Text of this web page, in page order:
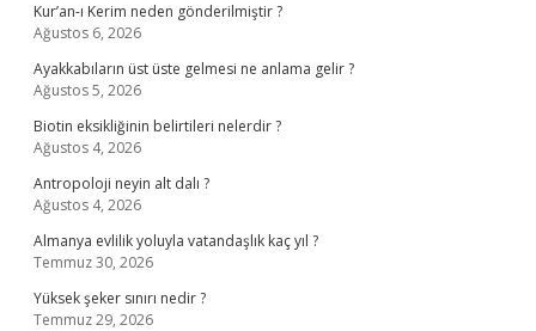
Kur’an-ı Kerim neden gönderilmiştir ?
Ağustos 6, 2026
Ayakkabıların üst üste gelmesi ne anlama gelir ?
Ağustos 5, 2026
Biotin eksikliğinin belirtileri nelerdir ?
Ağustos 4, 2026
Antropoloji neyin alt dalı ?
Ağustos 4, 2026
Almanya evlilik yoluyla vatandaşlık kaç yıl ?
Temmuz 30, 2026
Yüksek şeker sınırı nedir ?
Temmuz 29, 2026